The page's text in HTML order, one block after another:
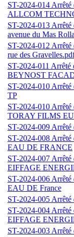
ST-2024-014
ALLCOM
ST-2024-013
avenue du Mas
ST-2024-012
rue des
ST-2024-011
BEYNOST
ST-2024-010
TP
ST-2024-010
TORAY FILMS
ST-2024-009
ST-2024-008
EAU DE FRANCE
ST-2024-007
EIFFAGE
ST-2024-006
EAU DE France
ST-2024-005
ST-2024-004
EIFFAGE
ST-2024-003